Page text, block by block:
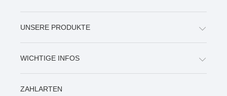
UNSERE PRODUKTE
WICHTIGE INFOS
ZAHLARTEN